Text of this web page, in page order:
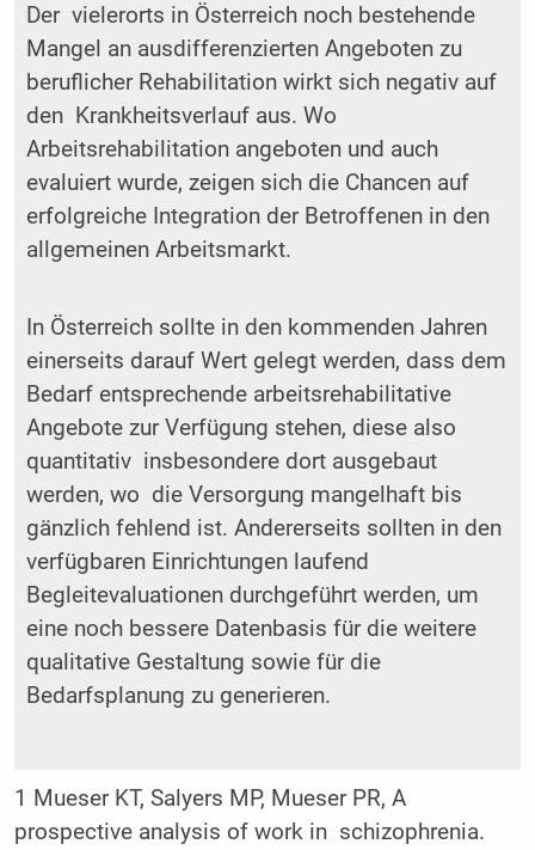
Der vielerorts in Österreich noch bestehende
Mangel an ausdifferenzierten Angeboten zu
beruflicher Rehabilitation wirkt sich negativ auf
den Krankheitsverlauf aus. Wo
Arbeitsrehabilitation angeboten und auch
evaluiert wurde, zeigen sich die Chancen auf
erfolgreiche Integration der Betroffenen in den
allgemeinen Arbeitsmarkt.
In Österreich sollte in den kommenden Jahren
einerseits darauf Wert gelegt werden, dass dem
Bedarf entsprechende arbeitsrehabilitative
Angebote zur Verfügung stehen, diese also
quantitativ insbesondere dort ausgebaut
werden, wo die Versorgung mangelhaft bis
gänzlich fehlend ist. Andererseits sollten in den
verfügbaren Einrichtungen laufend
Begleitevaluationen durchgeführt werden, um
eine noch bessere Datenbasis für die weitere
qualitative Gestaltung sowie für die
Bedarfsplanung zu generieren.
1 Mueser KT, Salyers MP, Mueser PR, A
prospective analysis of work in schizophrenia.